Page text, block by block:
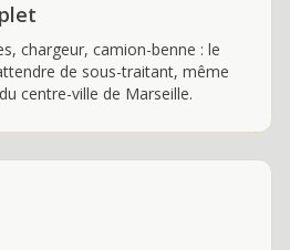
chargeur, camion-benne : le
de sous-traitant, même
centre-ville de Marseille.